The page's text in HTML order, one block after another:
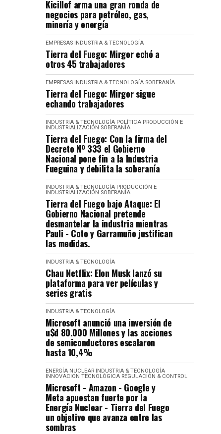
Kicillof arma una gran ronda de
negocios para petróleo, gas,
minería y energía
EMPRESAS INDUSTRIA & TECNOLOGÍA
Tierra del Fuego: Mirgor echó a
otros 45 trabajadores
EMPRESAS INDUSTRIA & TECNOLOGÍA SOBERANÍA
Tierra del Fuego: Mirgor sigue
echando trabajadores
INDUSTRIA & TECNOLOGÍA POLÍTICA PRODUCCIÓN E
INDUSTRIALIZACIÓN SOBERANÍA
Tierra del Fuego: Con la firma del
Decreto Nº 333 el Gobierno
Nacional pone fin a la Industria
Fueguina y debilita la soberanía
INDUSTRIA & TECNOLOGÍA PRODUCCIÓN E
INDUSTRIALIZACIÓN SOBERANÍA
Tierra del Fuego bajo Ataque: El
Gobierno Nacional pretende
desmantelar la industria mientras
Pauli - Coto y Garramuño justifican
las medidas.
INDUSTRIA & TECNOLOGÍA
Chau Netflix: Elon Musk lanzó su
plataforma para ver películas y
series gratis
INDUSTRIA & TECNOLOGÍA
Microsoft anunció una inversión de
u$d 80.000 Millones y las acciones
de semiconductores escalaron
hasta 10,4%
ENERGÍA NUCLEAR INDUSTRIA & TECNOLOGÍA
INNOVACION TECNOLÓGICA REGULACIÓN & CONTROL
Microsoft - Amazon - Google y
Meta apuestan fuerte por la
Energía Nuclear - Tierra del Fuego
un objetivo que avanza entre las
sombras